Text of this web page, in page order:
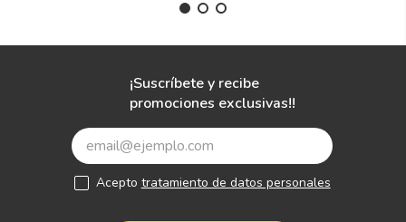
¡Suscríbete y recibe
promociones exclusivas!!
Acepto tratamiento de datos personales